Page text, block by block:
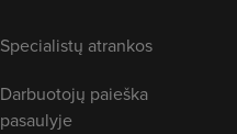
Specialistų atrankos
Darbuotojų paieška
pasaulyje